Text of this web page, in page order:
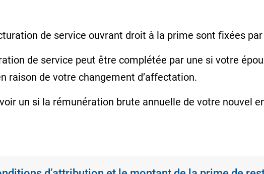
de service ouvrant droit à la prime sont fixées
de service peut être complétée par une si votre
raison de votre changement d’affectation.
un si la rémunération brute annuelle de votre nouvel